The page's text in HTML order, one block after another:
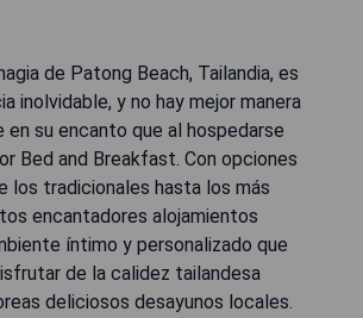
de Patong Beach, Tailandia, es
inolvidable, y no hay mejor manera
en su encanto que al hospedarse
Bed and Breakfast. Con opciones
los tradicionales hasta los más
encantadores alojamientos
íntimo y personalizado que
de la calidez tailandesa
deliciosos desayunos locales.